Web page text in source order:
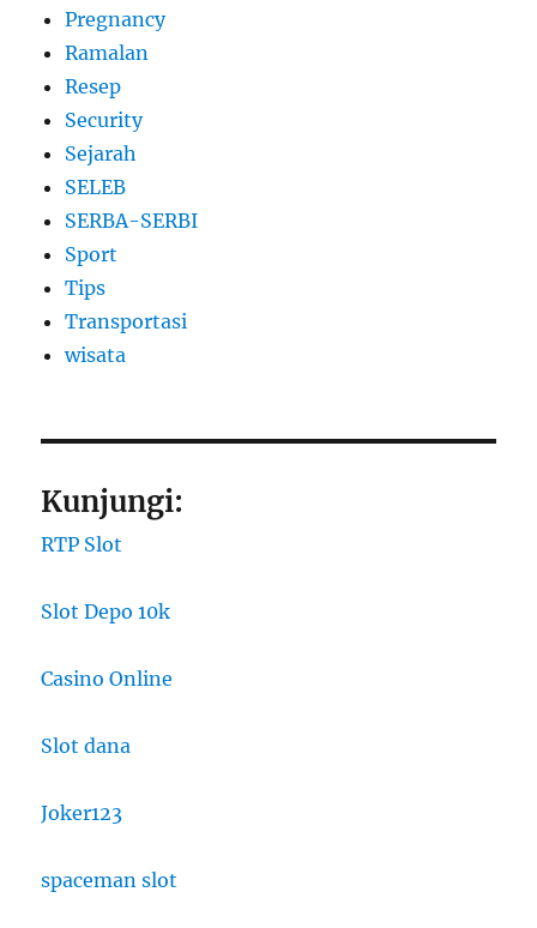
Pregnancy
Ramalan
Resep
Security
Sejarah
SELEB
SERBA-SERBI
Sport
Tips
Transportasi
wisata
Kunjungi:
RTP Slot
Slot Depo 10k
Casino Online
Slot dana
Joker123
spaceman slot